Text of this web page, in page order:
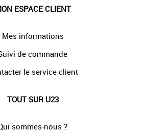
ESPACE CLIENT
Mes informations
de commande
le service client
TOUT SUR U23
sommes-nous ?